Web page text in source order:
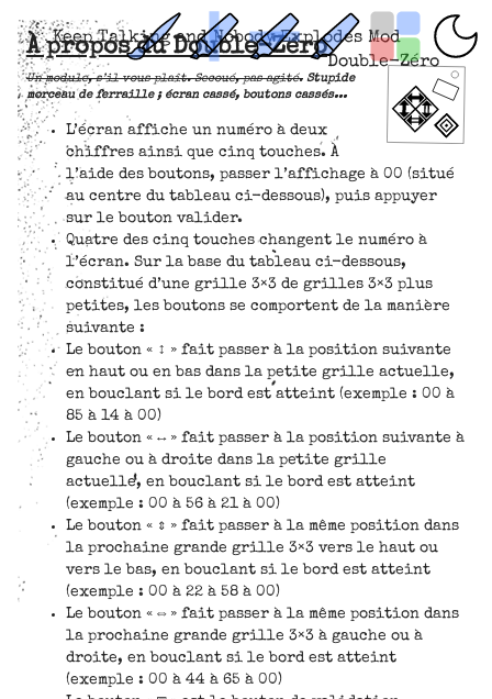
Keep Talking and Nobody Explodes Mod
Double-Zéro
À propos du Double-Zéro
Un module, s’il vous plaît. Secoué, pas agité. Stupide
morceau de ferraille ; écran cassé, boutons cassés...
L’écran affiche un numéro à deux
chiffres ainsi que cinq touches. À
l’aide des boutons, passer l’affichage à 00 (situé
au centre du tableau ci-dessous), puis appuyer
sur le bouton valider.
Quatre des cinq touches changent le numéro à
l’écran. Sur la base du tableau ci-dessous,
constitué d’une grille 3×3 de grilles 3×3 plus
petites, les boutons se comportent de la manière
suivante :
Le bouton « ↕ » fait passer à la position suivante
en haut ou en bas dans la petite grille actuelle,
en bouclant si le bord est atteint (exemple : 00 à
85 à 14 à 00)
Le bouton « ↔ » fait passer à la position suivante à
gauche ou à droite dans la petite grille
actuelle, en bouclant si le bord est atteint
(exemple : 00 à 56 à 21 à 00)
Le bouton « ⇕ » fait passer à la même position dans
la prochaine grande grille 3×3 vers le haut ou
vers le bas, en bouclant si le bord est atteint
(exemple : 00 à 22 à 58 à 00)
Le bouton « ⇔ » fait passer à la même position dans
la prochaine grande grille 3×3 à gauche ou à
droite, en bouclant si le bord est atteint
(exemple : 00 à 44 à 65 à 00)